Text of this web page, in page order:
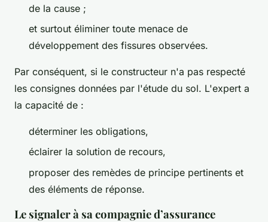
de la cause ;
et surtout éliminer toute menace de
développement des fissures observées.
Par conséquent, si le constructeur n'a pas respecté
les consignes données par l'étude du sol. L'expert a
la capacité de :
déterminer les obligations,
éclairer la solution de recours,
proposer des remèdes de principe pertinents et
des éléments de réponse.
Le signaler à sa compagnie d’assurance